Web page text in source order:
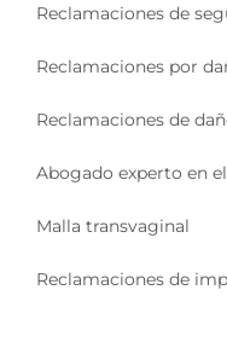
Reclamaciones de
Reclamaciones por
Reclamaciones de
Abogado experto en
Malla transvaginal
Reclamaciones de